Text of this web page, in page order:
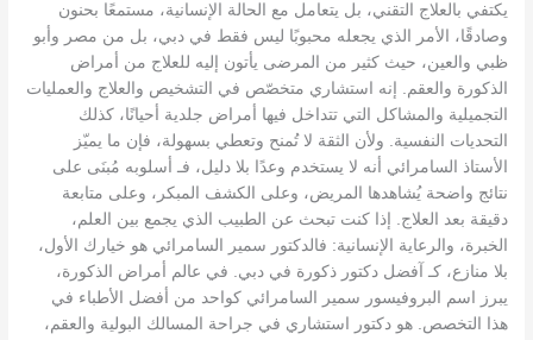
يكتفي بالعلاج التقني، بل يتعامل مع الحالة الإنسانية، مستمعًا بحنون
وصادقًا، الأمر الذي يجعله محبوبًا ليس فقط في دبي، بل من مصر وأبو
ظبي والعين، حيث كثير من المرضى يأتون إليه للعلاج من أمراض
الذكورة والعقم. إنه استشاري متخصّص في التشخيص والعلاج والعمليات
التجميلية والمشاكل التي تتداخل فيها أمراض جلدية أحيانًا، كذلك
التحديات النفسية. ولأن الثقة لا تُمنح وتعطي بسهولة، فإن ما يميّز
الأستاذ السامرائي أنه لا يستخدم وعدًا بلا دليل، فـ أسلوبه مُبنَى على
نتائج واضحة يُشاهدها المريض، وعلى الكشف المبكر، وعلى متابعة
دقيقة بعد العلاج. إذا كنت تبحث عن الطبيب الذي يجمع بين العلم،
الخبرة، والرعاية الإنسانية: فالدكتور سمير السامرائي هو خيارك الأول،
بلا منازع، كـ آفضل دكتور ذكورة في دبي. في عالم أمراض الذكورة،
يبرز اسم البروفيسور سمير السامرائي كواحد من أفضل الأطباء في
هذا التخصص. هو دكتور استشاري في جراحة المسالك البولية والعقم،